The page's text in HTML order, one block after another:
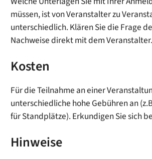
müssen, ist von Veranstalter zu
unterschiedlich. Klären Sie die Frage
Nachweise direkt mit dem Veranstalter.
Kosten
Für die Teilnahme an einer
unterschiedliche hohe Gebühren an
für Standplätze). Erkundigen Sie sich
Hinweise